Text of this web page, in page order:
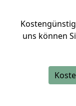
uns können